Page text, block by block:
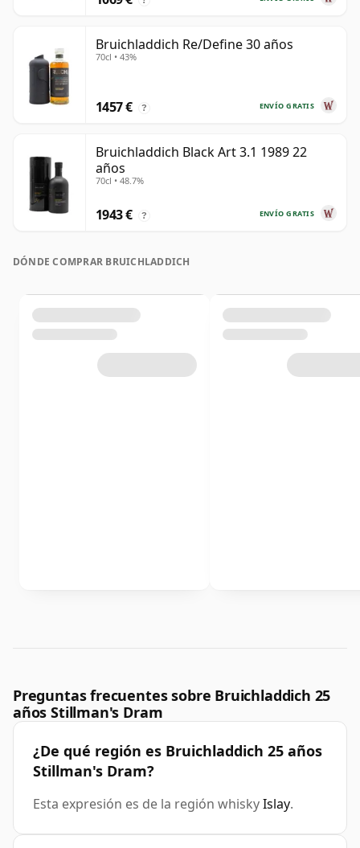
Bruichladdich Re/Define 30 años
70cl • 43%
ENVÍO GRATIS
1457 € ?
Bruichladdich Black Art 3.1 1989 22
años
70cl • 48.7%
ENVÍO GRATIS
1943 € ?
DÓNDE COMPRAR BRUICHLADDICH
Preguntas frecuentes sobre Bruichladdich 25
años Stillman's Dram
¿De qué región es Bruichladdich 25 años
Stillman's Dram?
Esta expresión es de la región whiskyIslay.